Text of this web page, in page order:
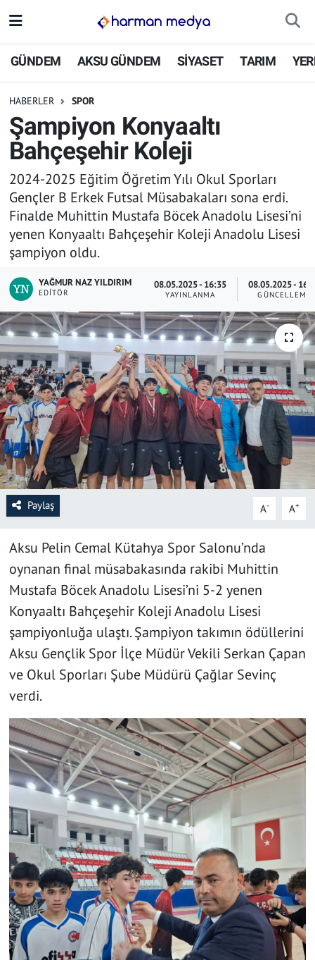
GÜNDEM AKSU GÜNDEM SİYASET TARIM
HABERLER SPOR
Şampiyon Konyaaltı
Bahçeşehir Koleji
2024-2025 Eğitim Öğretim Yılı Okul Sporları
Gençler B Erkek Futsal Müsabakaları sona erdi.
Finalde Muhittin Mustafa Böcek Anadolu Lisesi’ni
yenen Konyaaltı Bahçeşehir Koleji Anadolu Lisesi
şampiyon oldu.
YAĞMUR NAZ YILDIRIM
EDITÖR
08.05.2025 - 16:35
YAYINLANMA
08.05.2025 -
GÜNCELLEME
Paylaş A- A+
Aksu Pelin Cemal Kütahya Spor Salonu’nda
oynanan final müsabakasında rakibi Muhittin
Mustafa Böcek Anadolu Lisesi’ni 5-2 yenen
Konyaaltı Bahçeşehir Koleji Anadolu Lisesi
şampiyonluğa ulaştı. Şampiyon takımın ödüllerini
Aksu Gençlik Spor İlçe Müdür Vekili Serkan Çapan
ve Okul Sporları Şube Müdürü Çağlar Sevinç
verdi.
GÜNDEM
SİYASET
TARIM
YEREL YÖNETİMLER
EKONOMİ
SAĞLIK
YAŞAM
KÜLTÜR SANAT
EĞİTİM
İstanbul Nöbetçi Eczaneler
İstanbul Trafik Yoğunluk Haritası
Süper Lig Puan Durumu ve Fikstür
Tüm Manşetler
Son Dakika Haberleri